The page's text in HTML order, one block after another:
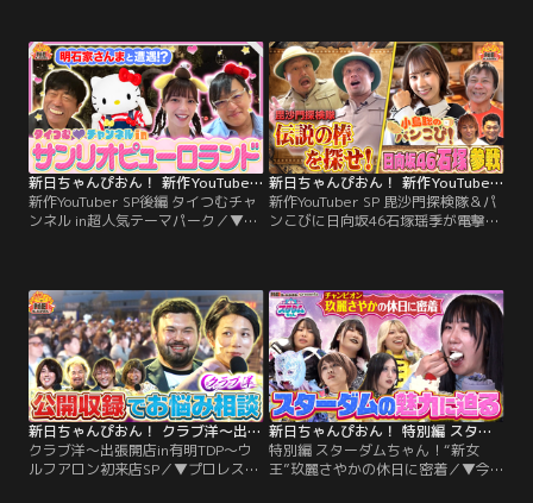
からタイチ選手に関する告発が…い
ったい何が？本間朋晃リポーターに
よる、東京ドリームパーク“レー
ヴ・デ・リュミエール”リポートや
新日本プロレスファンに聞いた個人
的ニュースも！
OF TORTUREの関係は、棚橋弘至選
手のインタビュー中に急襲され、三
谷アナがパシリにされたあの1度だ
け…ファンの皆さんから聞いてみた
いことアンケートをとったが…
新日ちゃんぴおん！ 新作YouTuber SP後編 タイつむチャンネル in超人気テーマパーク（2026/06/19放送分）
新作YouTuber SP後編 タイつむチャ
ンネル in超人気テーマパーク／▼今
と…原口あきまさ扮する蝶野正洋、
明石家さんま、警察官ではなくなっ
た室井慎次、さらにはあの朝番組の
ころの加藤浩次で登場！サプライズ
で…新日ちゃんぴおん！のアノ人
が…
新日ちゃんぴおん！ 新作YouTuber SP 毘沙門探検隊＆パンこびに日向坂46石塚瑶季が電撃参戦！（2026/06/12放送分）
新作YouTuber SP 毘沙門探検隊＆パ
ンこびに日向坂46石塚瑶季が電撃参
出ることになった探検隊 過酷で自然
の牙を見せつけてくるジャングルに
立ち向かう3人。果たしてどんな結
末が？ さらにはコジコジのパンこび
に日向坂46石塚瑶季が電撃参戦！
新日ちゃんぴおん！ クラブ洋～出張開店in有明TDP～ウルフアロン初来店SP（2026/06/05放送分）
クラブ洋～出張開店in有明TDP～ウ
ルフアロン初来店SP／▼プロレスラ
新日ちゃんぴおん！ 特別編 スターダムちゃん！“新女王”玖麗さやかの休日に密着（2026/05/22放送分）
特別編 スターダムちゃん！“新女
王”玖麗さやかの休日に密着／▼今